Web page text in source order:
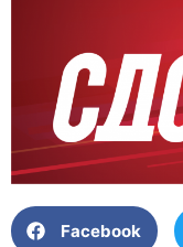
Facebook